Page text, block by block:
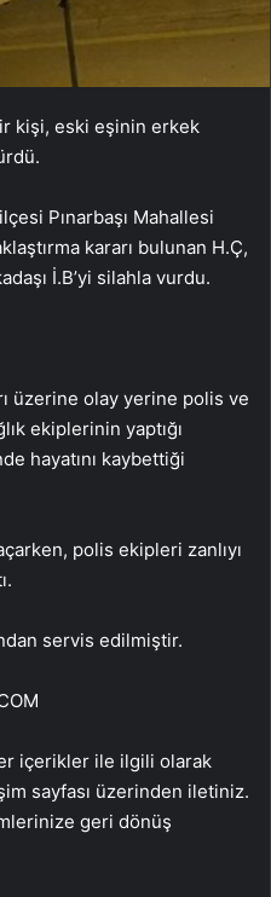
kişi, eski eşinin erkek
Pınarbaşı Mahallesi
kararı bulunan H.Ç,
İ.B’yi silahla vurdu.
üzerine olay yerine polis ve
ekiplerinin yaptığı
hayatını kaybettiği
polis ekipleri zanlıyı
servis edilmiştir.
içerikler ile ilgili olarak
sayfası üzerinden iletiniz.
geri dönüş